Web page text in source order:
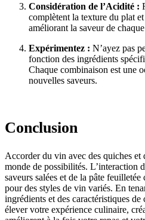
Considération de l’Acidité :
complètent la texture du plat
améliorant la saveur de
Expérimentez : N’ayez pas
fonction des ingrédients
Chaque combinaison est une
nouvelles saveurs.
Conclusion
Accorder du vin avec des quiches et
monde de possibilités. L’interaction
saveurs salées et de la pâte
pour des styles de vin variés. En
ingrédients et des caractéristiques
élever votre expérience culinaire,